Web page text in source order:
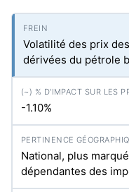
Volatilité des prix
dérivées du pétrole
-1.10%
National, plus
dépendantes des